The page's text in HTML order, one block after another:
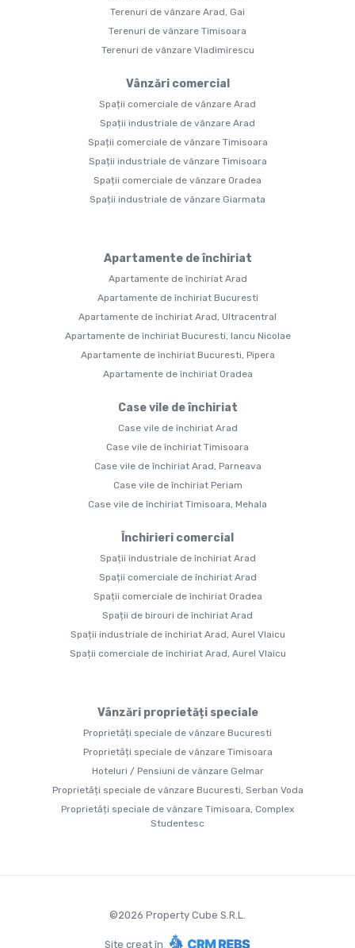
Terenuri de vânzare Arad, Gai
Terenuri de vânzare Timisoara
Terenuri de vânzare Vladimirescu
Vânzări comercial
Spații comerciale de vânzare Arad
Spații industriale de vânzare Arad
Spații comerciale de vânzare Timisoara
Spații industriale de vânzare Timisoara
Spații comerciale de vânzare Oradea
Spații industriale de vânzare Giarmata
Apartamente de închiriat
Apartamente de închiriat Arad
Apartamente de închiriat Bucuresti
Apartamente de închiriat Arad, Ultracentral
Apartamente de închiriat Bucuresti, Iancu Nicolae
Apartamente de închiriat Bucuresti, Pipera
Apartamente de închiriat Oradea
Case vile de închiriat
Case vile de închiriat Arad
Case vile de închiriat Timisoara
Case vile de închiriat Arad, Parneava
Case vile de închiriat Periam
Case vile de închiriat Timisoara, Mehala
Închirieri comercial
Spații industriale de închiriat Arad
Spații comerciale de închiriat Arad
Spații comerciale de închiriat Oradea
Spații de birouri de închiriat Arad
Spații industriale de închiriat Arad, Aurel Vlaicu
Spații comerciale de închiriat Arad, Aurel Vlaicu
Vânzări proprietăți speciale
Proprietăți speciale de vânzare Bucuresti
Proprietăți speciale de vânzare Timisoara
Hoteluri / Pensiuni de vânzare Gelmar
Proprietăți speciale de vânzare Bucuresti, Serban Voda
Proprietăți speciale de vânzare Timisoara, Complex
Studentesc
©2026 Property Cube S.R.L.
Site creat în